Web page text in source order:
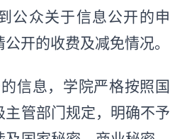
公众关于信息公开的申
开的收费及减免情况。
信息，学院严格按照国
主管部门规定，明确不予